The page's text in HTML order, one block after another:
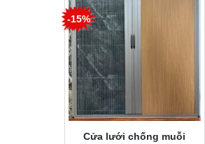
-15%
Cửa lưới chống muỗi